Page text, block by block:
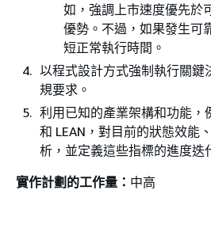
如，強調上市速度優先於
優勢。不過，如果發生可
短正常執行時間。
以程式設計方式強制執行關鍵
規要求。
利用已知的產業架構和功能，
和 LEAN，對目前的狀態效能
析，並定義這些指標的進度迭
實作計劃的工作量： 中高